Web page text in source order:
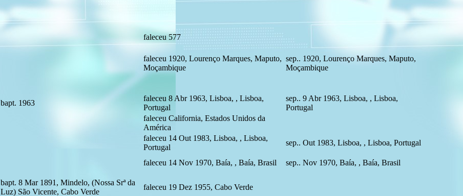
faleceu 577
faleceu 1920, Lourenço Marques, Maputo,
Moçambique
sep.. 1920, Lourenço Marques, Maputo,
Moçambique
bapt. 1963
faleceu 8 Abr 1963, Lisboa, , Lisboa,
Portugal
sep.. 9 Abr 1963, Lisboa, , Lisboa,
Portugal
faleceu California, Estados Unidos da
América
faleceu 14 Out 1983, Lisboa, , Lisboa,
Portugal
sep.. Out 1983, Lisboa, , Lisboa, Portugal
faleceu 14 Nov 1970, Baía, , Baía, Brasil sep.. Nov 1970, Baía, , Baía, Brasil
bapt. 8 Mar 1891, Mindelo, (Nossa Srª da
Luz) São Vicente, Cabo Verde
faleceu 19 Dez 1955, Cabo Verde